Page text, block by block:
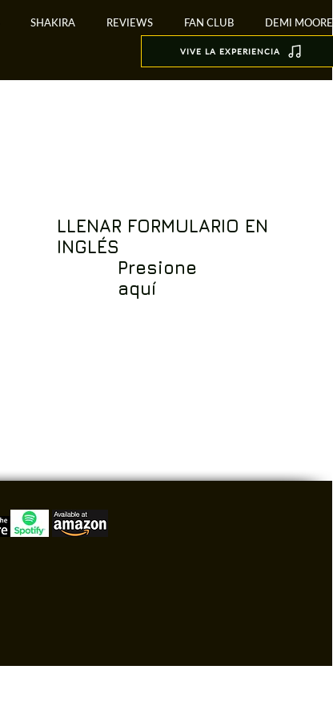
SHAKIRA REVIEWS FAN CLUB DEMI MOORE
VIVE LA EXPERIENCIA
LLENAR FORMULARIO EN
INGLÉS
Presione
aquí